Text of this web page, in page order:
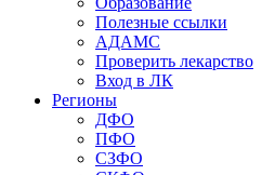
Полезные ссылки
АДАМС
Проверить лекарство
Вход в ЛК
Регионы
ДФО
ПФО
СЗФО